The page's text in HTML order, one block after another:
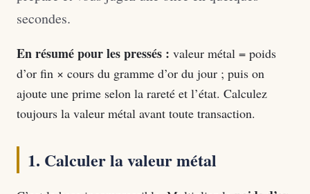
secondes.
En résumé pour les pressés : valeur métal = poids
d’or fin × cours du gramme d’or du jour ; puis on
ajoute une prime selon la rareté et l’état. Calculez
toujours la valeur métal avant toute transaction.
1. Calculer la valeur métal